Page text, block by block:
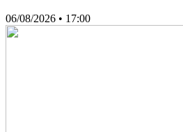
06/08/2026 • 17:00